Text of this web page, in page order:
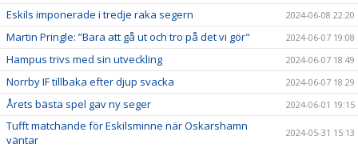
Eskils imponerade i tredje raka segern 2024-06-08 22:20
Martin Pringle: ”Bara att gå ut och tro på det vi gör" 2024-06-07 19:08
Hampus trivs med sin utveckling 2024-06-07 18:49
Norrby IF tillbaka efter djup svacka 2024-06-07 18:29
Årets bästa spel gav ny seger 2024-06-01 19:15
Tufft matchande för Eskilsminne när Oskarshamn
väntar
2024-05-31 15:13